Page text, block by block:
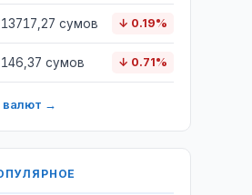
13717,27 сумов ↓ 0.19%
146,37 сумов ↓ 0.71%
валют →